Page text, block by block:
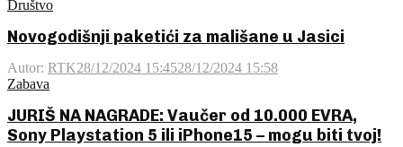
Društvo
Novogodišnji paketići za mališane u Jasici
Autor: RTK28/12/2024 15:4528/12/2024 15:58
Zabava
JURIŠ NA NAGRADE: Vaučer od 10.000 EVRA,
Sony Playstation 5 ili iPhone15 – mogu biti tvoj!